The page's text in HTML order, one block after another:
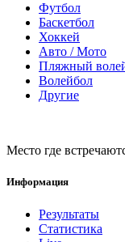
Футбол
Баскетбол
Хоккей
Авто / Мото
Пляжный
Волейбол
Другие
Место где
Информация
Результаты
Статистика